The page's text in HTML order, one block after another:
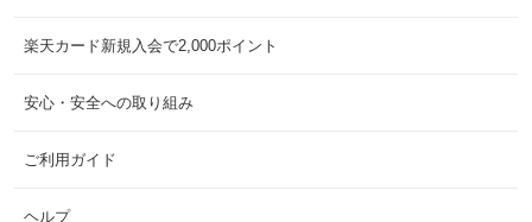
楽天カード新規入会で2,000ポイント
安心・安全への取り組み
ご利用ガイド
ヘルプ